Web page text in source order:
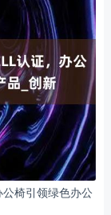
椅引领绿色办公